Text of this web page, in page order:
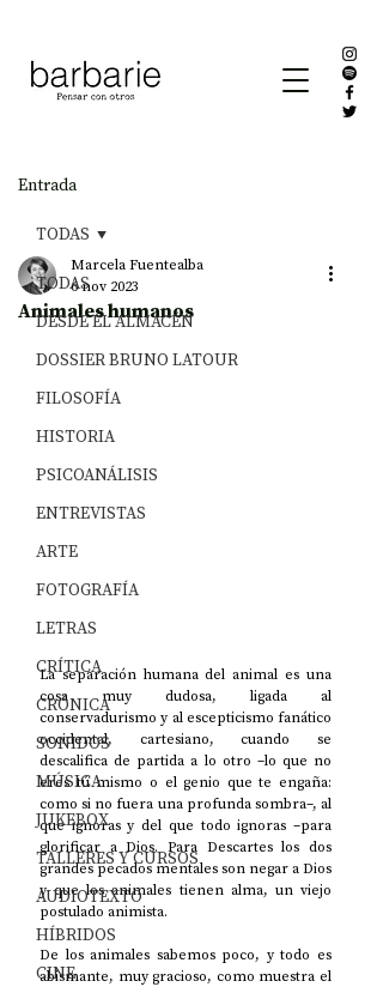
Entrada
TODAS
DESDE EL ALMACÉN
DOSSIER BRUNO LATOUR
FILOSOFÍA
HISTORIA
PSICOANÁLISIS
ENTREVISTAS
ARTE
FOTOGRAFÍA
LETRAS
CRÍTICA
CRÓNICA
SONIDOS
MÚSICA
JUKEBOX
TALLERES Y CURSOS
AUDIOTEXTO
HÍBRIDOS
CINE
TODAS
Animales humanos
Marcela Fuentealba
6 nov 2023
La separación humana del animal es una
cosa muy dudosa, ligada al
conservadurismo y al escepticismo fanático
occidental, cartesiano, cuando se
descalifica de partida a lo otro –lo que no
eres tú mismo o el genio que te engaña:
como si no fuera una profunda sombra–, al
que ignoras y del que todo ignoras –para
glorificar a Dios. Para Descartes los dos
grandes pecados mentales son negar a Dios
y que los animales tienen alma, un viejo
postulado animista.
De los animales sabemos poco, y todo es
abismante, muy gracioso, como muestra el